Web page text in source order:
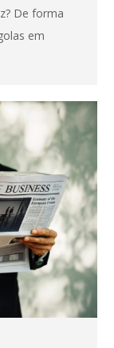
De forma
em